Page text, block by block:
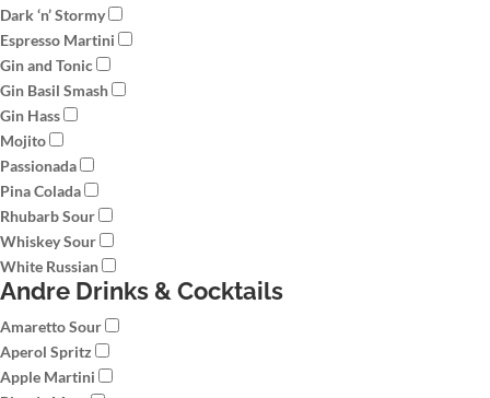
Dark ‘n’ Stormy
Espresso Martini
Gin and Tonic
Gin Basil Smash
Gin Hass
Mojito
Passionada
Pina Colada
Rhubarb Sour
Whiskey Sour
White Russian
Andre Drinks & Cocktails
Amaretto Sour
Aperol Spritz
Apple Martini